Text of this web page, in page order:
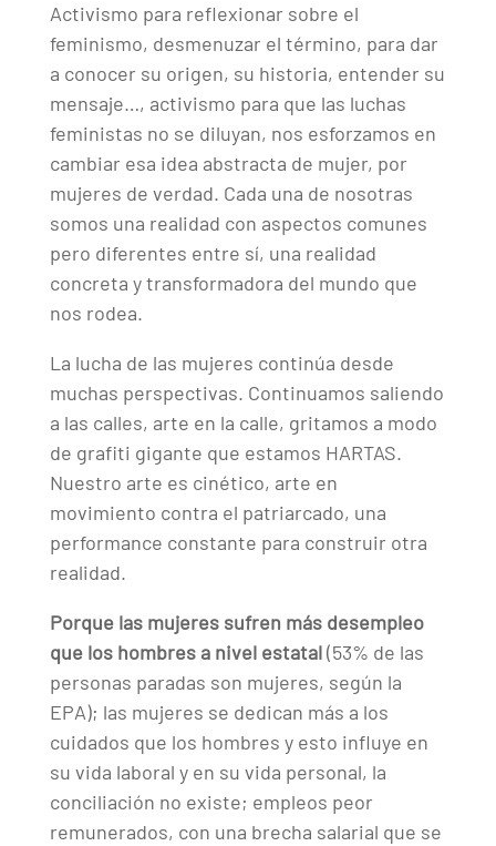
Activismo para reflexionar sobre el
feminismo, desmenuzar el término, para dar
a conocer su origen, su historia, entender su
mensaje…, activismo para que las luchas
feministas no se diluyan, nos esforzamos en
cambiar esa idea abstracta de mujer, por
mujeres de verdad. Cada una de nosotras
somos una realidad con aspectos comunes
pero diferentes entre sí, una realidad
concreta y transformadora del mundo que
nos rodea.
La lucha de las mujeres continúa desde
muchas perspectivas. Continuamos saliendo
a las calles, arte en la calle, gritamos a modo
de grafiti gigante que estamos HARTAS.
Nuestro arte es cinético, arte en
movimiento contra el patriarcado, una
performance constante para construir otra
realidad.
Porque las mujeres sufren más desempleo
que los hombres a nivel estatal(53% de las
personas paradas son mujeres, según la
EPA); las mujeres se dedican más a los
cuidados que los hombres y esto influye en
su vida laboral y en su vida personal, la
conciliación no existe; empleos peor
remunerados, con una brecha salarial que se